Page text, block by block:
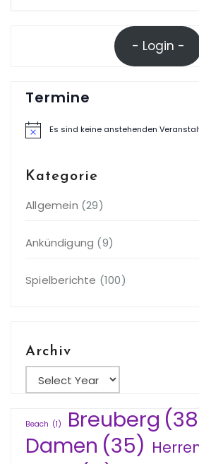
- Login -
Termine
HinweisEs sind keine anstehenden
Kategorie
Allgemein (29)
Ankündigung (9)
Spielberichte (100)
Archiv
Beach (1) Breuberg
Damen (35)